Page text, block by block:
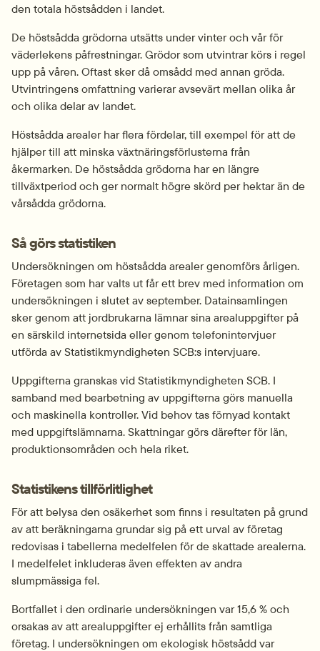
den totala höstsådden i landet.
De höstsådda grödorna utsätts under vinter och vår för
väderlekens påfrestningar. Grödor som utvintrar körs i regel
upp på våren. Oftast sker då omsådd med annan gröda.
Utvintringens omfattning varierar avsevärt mellan olika år
och olika delar av landet.
Höstsådda arealer har flera fördelar, till exempel för att de
hjälper till att minska växtnäringsförlusterna från
åkermarken. De höstsådda grödorna har en längre
tillväxtperiod och ger normalt högre skörd per hektar än de
vårsådda grödorna.
Så görs statistiken
Undersökningen om höstsådda arealer genomförs årligen.
Företagen som har valts ut får ett brev med information om
undersökningen i slutet av september. Datainsamlingen
sker genom att jordbrukarna lämnar sina arealuppgifter på
en särskild internetsida eller genom telefonintervjuer
utförda av Statistikmyndigheten SCB:s intervjuare.
Uppgifterna granskas vid Statistikmyndigheten SCB. I
samband med bearbetning av uppgifterna görs manuella
och maskinella kontroller. Vid behov tas förnyad kontakt
med uppgiftslämnarna. Skattningar görs därefter för län,
produktionsområden och hela riket.
Statistikens tillförlitlighet
För att belysa den osäkerhet som finns i resultaten på grund
av att beräkningarna grundar sig på ett urval av företag
redovisas i tabellerna medelfelen för de skattade arealerna.
I medelfelet inkluderas även effekten av andra
slumpmässiga fel.
Bortfallet i den ordinarie undersökningen var 15,6 % och
orsakas av att arealuppgifter ej erhållits från samtliga
företag. I undersökningen om ekologisk höstsådd var